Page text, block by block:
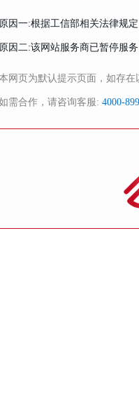
因一:根据工信部相关法律规
因二:该网站服务商已暂停服务
网页为默认提示页面，如存
需合作，请咨询客服: 4000-